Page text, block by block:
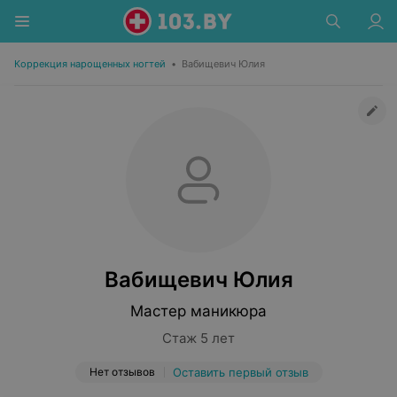
Коррекция нарощенных ногтей • Вабищевич Юлия
Вабищевич Юлия
Мастер маникюра
Стаж 5 лет
Нет отзывов Оставить первый отзыв